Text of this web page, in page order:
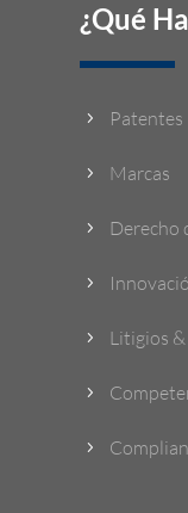
¿Qué
5 Patentes
5 Marcas
5 Derecho
5
5 Litigios
5
5